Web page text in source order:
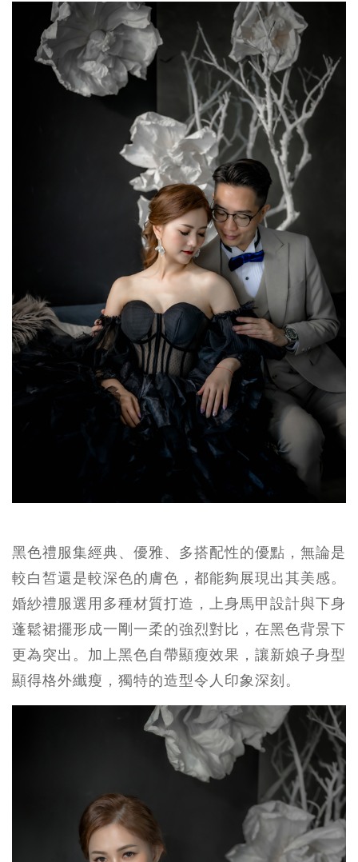
黑色禮服集經典、優雅、多搭配性的優點，無論是
較白皙還是較深色的膚色，都能夠展現出其美感。
婚紗禮服選用多種材質打造，上身馬甲設計與下身
蓬鬆裙擺形成一剛一柔的強烈對比，在黑色背景下
更為突出。加上黑色自帶顯瘦效果，讓新娘子身型
顯得格外纖瘦，獨特的造型令人印象深刻。